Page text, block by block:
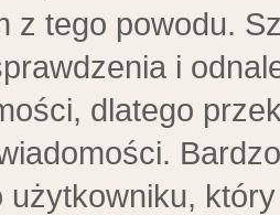
z tego powodu.
i
dlatego
użytkowniku,